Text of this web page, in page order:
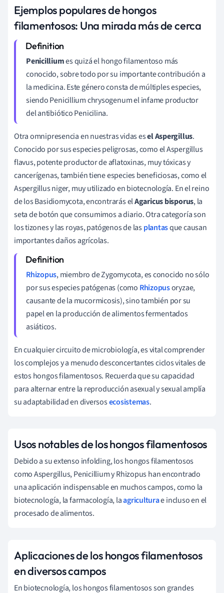
Ejemplos populares de hongos
filamentosos: Una mirada más de cerca
Penicilliumes quizá el hongo filamentoso más
conocido, sobre todo por su importante contribución a
la medicina. Este género consta de múltiples especies,
siendo Penicillium chrysogenum el infame productor
del antibiótico Penicilina.
Otra omnipresencia en nuestras vidas esel Aspergillus.
Conocido por sus especies peligrosas, como el Aspergillus
flavus, potente productor de aflatoxinas, muy tóxicas y
cancerígenas, también tiene especies beneficiosas, como el
Aspergillus niger, muy utilizado en biotecnología. En el reino
de los Basidiomycota, encontrarás elAgaricus bisporus, la
seta de botón que consumimos a diario. Otra categoría son
los tizones y las royas, patógenos de lasplantasque causan
importantes daños agrícolas.
Rhizopus, miembro de Zygomycota, es conocido no sólo
por sus especies patógenas (como Rhizopusoryzae,
causante de la mucormicosis), sino también por su
papel en la producción de alimentos fermentados
asiáticos.
En cualquier circuito de microbiología, es vital comprender
los complejos y a menudo desconcertantes ciclos vitales de
estos hongos filamentosos. Recuerda que su capacidad
para alternar entre la reproducción asexual y sexual amplía
su adaptabilidad en diversosecosistemas.
Usos notables de los hongos filamentosos
Debido a su extenso infolding, los hongos filamentosos
como Aspergillus, Penicillium y Rhizopus han encontrado
una aplicación indispensable en muchos campos, como la
biotecnología, la farmacología, laagriculturae incluso en el
procesado de alimentos.
Aplicaciones de los hongos filamentosos
en diversos campos
En biotecnología, los hongos filamentosos son grandes